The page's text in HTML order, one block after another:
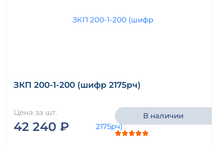
ЗКП 200-1-200 (шифр 2175рч)
Цена за шт.
42 240 ₽
В наличии